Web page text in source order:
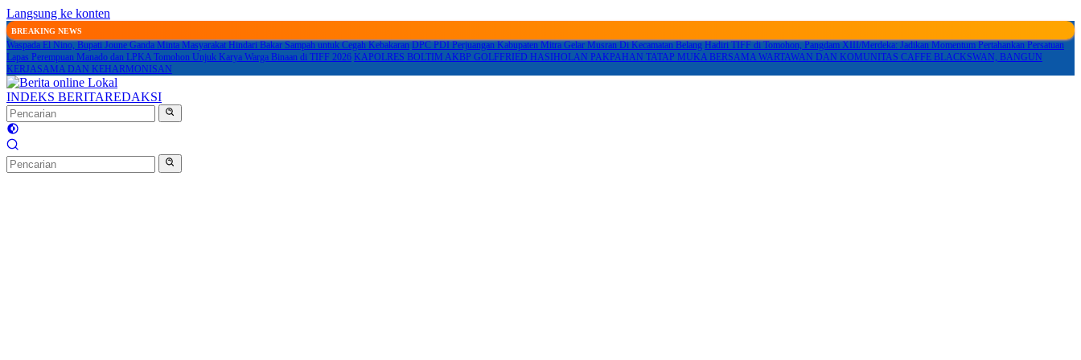
Langsung ke konten
BREAKING NEWS
Waspada El Nino, Bupati Joune Ganda Minta Masyarakat Hindari Bakar Sampah untuk Cegah Kebakaran DPC PDI Perjuangan Kabupaten Mitra Gelar Musran Di Kecamatan Belang Hadiri TIFF di Tomohon, Pangdam XIII/Merdeka: Jadikan Momentum Pertahankan Persatuan
Lapas Perempuan Manado dan LPKA Tomohon Unjuk Karya Warga Binaan di TIFF 2026 KAPOLRES BOLTIM AKBP GOLFFRIED HASIHOLAN PAKPAHAN TATAP MUKA BERSAMA WARTAWAN DAN KOMUNITAS CAFFE BLACKSWAN, BANGUN
KERJASAMA DAN KEHARMONISAN
INDEKS BERITAREDAKSI